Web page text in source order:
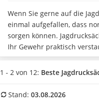
E-Bike-Dreirad
Trekkingschuhe Herren
Reisetasche mit Rollen
Klimmzugstation
Koffer
Nachtsichtgerät
Handgepäck-Koffer
Wenn Sie gerne auf die
einmal aufgefallen, dass
sorgen können.
Ihr Gewehr praktisch
innatürlichen, gedeckten
Tarn-Test im Wald mit
Jagdrucksack mit
1 - 2 von 12: Beste
Stand: 03.08.2026